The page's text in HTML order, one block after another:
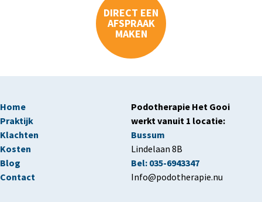
DIRECT EEN
AFSPRAAK
MAKEN
Podotherapie Het Gooi
werkt vanuit 1 locatie:
Bussum
Lindelaan 8B
Bel: 035-6943347
Info@podotherapie.nu
MAIN
NAVIGATION
Home
Praktijk
Klachten
Kosten
Blog
Contact